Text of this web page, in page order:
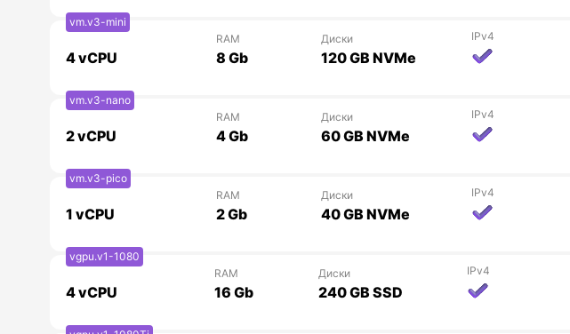
vm.v3-mini
4vCPU
RAM
8 Gb
Диски
120 GB NVMe
IPv4
vm.v3-nano
2vCPU
RAM
4 Gb
Диски
60 GB NVMe
IPv4
vm.v3-pico
1 vCPU
RAM
2 Gb
Диски
40 GB NVMe
IPv4
vgpu.v1-1080
4vCPU
RAM
16 Gb
Диски
240 GB SSD
IPv4